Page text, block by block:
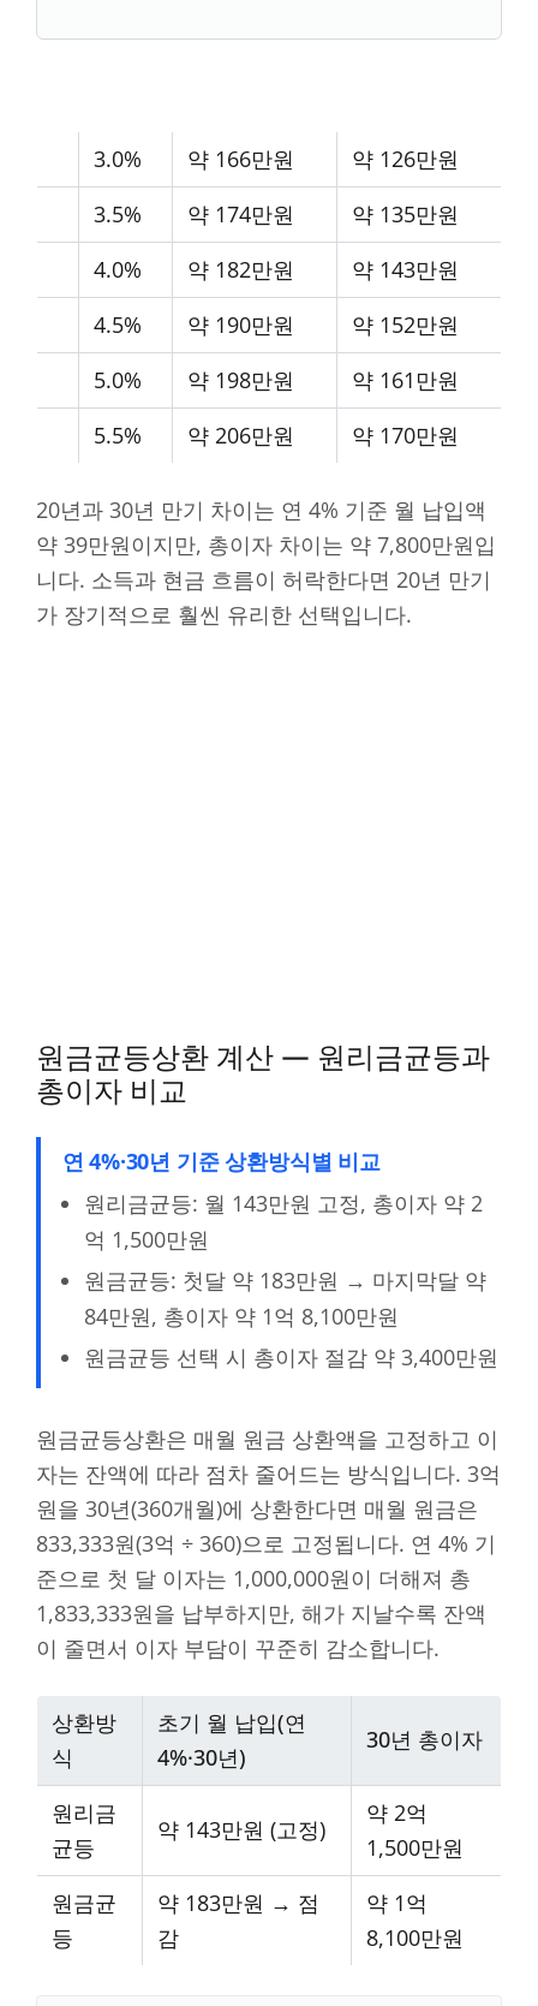
3.0% 약 166만원
약 126만원
3.5%
약 174만원
약 135만원
4.0%
약 182만원
약 143만원
4.5%
약 190만원
약 152만원
5.0%
약 198만원
약 161만원
5.5%
약 206만원 약 170만원
20년과 30년 만기 차이는 연 4% 기준 월 납입액
약 39만원이지만, 총이자 차이는 약 7,800만원입
니다. 소득과 현금 흐름이 허락한다면 20년 만기
가 장기적으로 훨씬 유리한 선택입니다.
원금균등상환 계산 — 원리금균등과
총이자 비교
연 4%·30년 기준 상환방식별 비교
원리금균등: 월 143만원 고정, 총이자 약 2
억 1,500만원
원금균등: 첫달 약 183만원 → 마지막달 약
84만원, 총이자 약 1억 8,100만원
원금균등 선택 시 총이자 절감 약 3,400만원
원금균등상환은 매월 원금 상환액을 고정하고 이
자는 잔액에 따라 점차 줄어드는 방식입니다. 3억
원을 30년(360개월)에 상환한다면 매월 원금은
833,333원(3억 ÷ 360)으로 고정됩니다. 연 4% 기
준으로 첫 달 이자는 1,000,000원이 더해져 총
1,833,333원을 납부하지만, 해가 지날수록 잔액
이 줄면서 이자 부담이 꾸준히 감소합니다.
상환방
식
초기 월 납입(연
4%·30년)
30년 총이자
원리금
균등
약 143만원 (고정)
약 2억
1,500만원
원금균
등
약 183만원 → 점
감
약 1억
8,100만원